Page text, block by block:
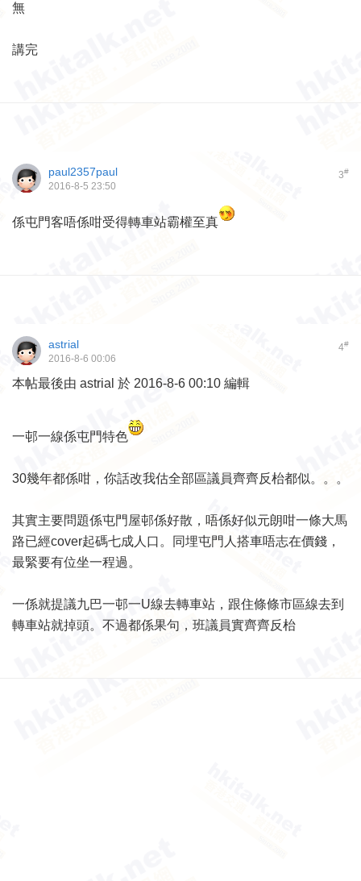
無
講完
3#
paul2357paul
2016-8-5 23:50
係屯門客唔係咁受得轉車站霸權至真
4#
astrial
2016-8-6 00:06
本帖最後由 astrial 於 2016-8-6 00:10 編輯
一邨一線係屯門特色
30幾年都係咁，你話改我估全部區議員齊齊反枱都似。。。
其實主要問題係屯門屋邨係好散，唔係好似元朗咁一條大馬
路已經cover起碼七成人口。同埋屯門人搭車唔志在價錢，
最緊要有位坐一程過。
一係就提議九巴一邨一U線去轉車站，跟住條條市區線去到
轉車站就掉頭。不過都係果句，班議員實齊齊反枱